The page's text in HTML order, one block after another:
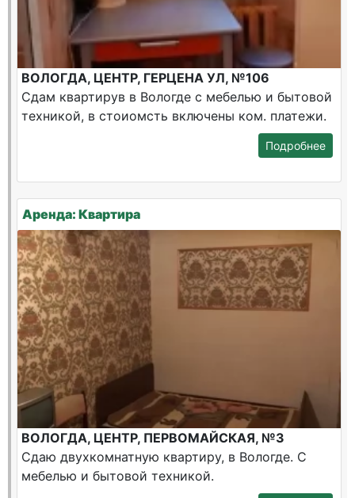
ВОЛОГДА, ЦЕНТР, ГЕРЦЕНА УЛ, №106
Сдам квартирув в Вологде с мебелью и бытовой
техникой, в стоиомсть включены ком. платежи.
Подробнее
Аренда: Квартира
ВОЛОГДА, ЦЕНТР, ПЕРВОМАЙСКАЯ, №3
Сдаю двухкомнатную квартиру, в Вологде. С
мебелью и бытовой техникой.